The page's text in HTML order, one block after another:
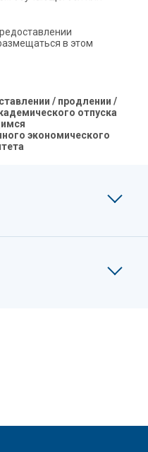
в этом
/ продлении /
отпуска
экономического